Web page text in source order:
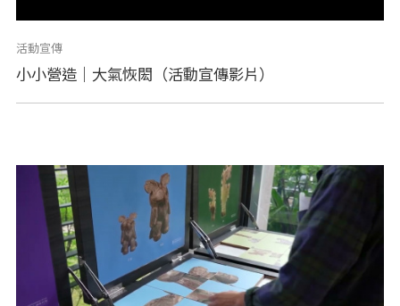
活動宣傳
小小營造｜大氣恢閎（活動宣傳影片）